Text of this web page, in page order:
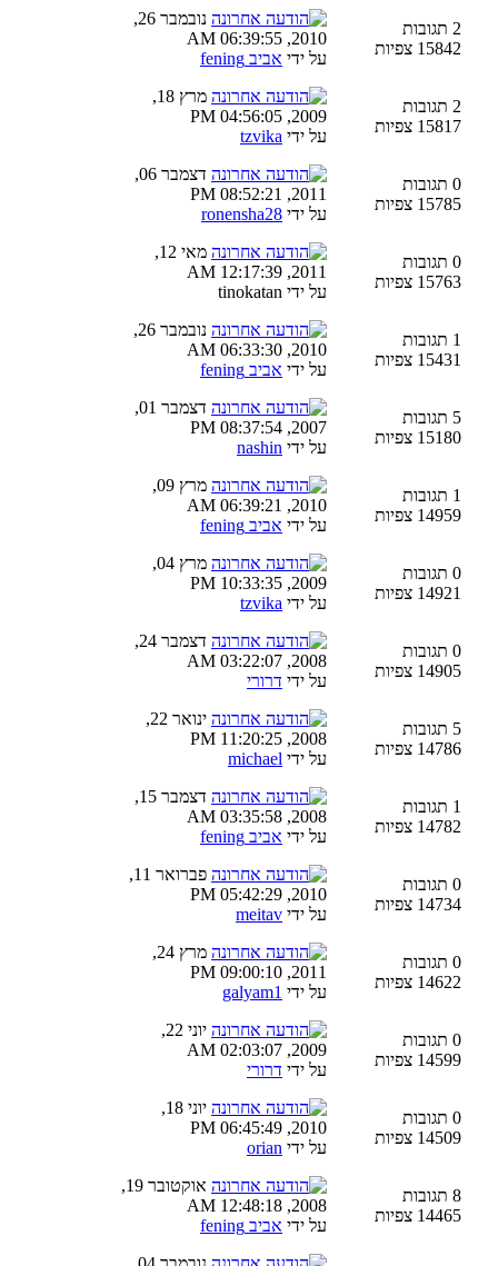
2 תגובות
15842 צפיות
נובמבר 26,
2010, 06:39:55 AM
על ידי אביב fening
2 תגובות
15817 צפיות
מרץ 18,
2009, 04:56:05 PM
על ידי tzvika
0 תגובות
15785 צפיות
דצמבר 06,
2011, 08:52:21 PM
על ידי ronensha28
0 תגובות
15763 צפיות
מאי 12,
2011, 12:17:39 AM
על ידי tinokatan
1 תגובות
15431 צפיות
נובמבר 26,
2010, 06:33:30 AM
על ידי אביב fening
5 תגובות
15180 צפיות
דצמבר 01,
2007, 08:37:54 PM
על ידי nashin
1 תגובות
14959 צפיות
מרץ 09,
2010, 06:39:21 AM
על ידי אביב fening
0 תגובות
14921 צפיות
מרץ 04,
2009, 10:33:35 PM
על ידי tzvika
0 תגובות
14905 צפיות
דצמבר 24,
2008, 03:22:07 AM
על ידי דרורי
5 תגובות
14786 צפיות
ינואר 22,
2008, 11:20:25 PM
על ידי michael
1 תגובות
14782 צפיות
דצמבר 15,
2008, 03:35:58 AM
על ידי אביב fening
0 תגובות
14734 צפיות
פברואר 11,
2010, 05:42:29 PM
על ידי meitav
0 תגובות
14622 צפיות
מרץ 24,
2011, 09:00:10 PM
על ידי galyam1
0 תגובות
14599 צפיות
יוני 22,
2009, 02:03:07 AM
על ידי דרורי
0 תגובות
14509 צפיות
יוני 18,
2010, 06:45:49 PM
על ידי orian
8 תגובות
14465 צפיות
אוקטובר 19,
2008, 12:48:18 AM
על ידי אביב fening